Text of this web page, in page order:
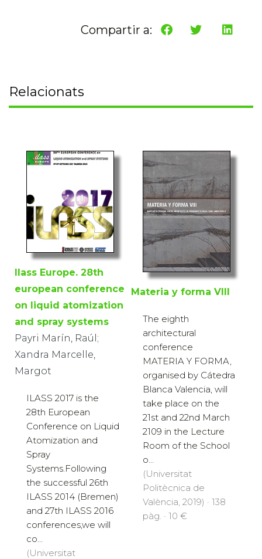
Compartir a:
Relacionats
Ilass Europe. 28th
european conference
on liquid atomization
and spray systems
Payri Marín, Raúl;
Xandra Marcelle,
Margot
ILASS 2017 is the
28th European
Conference on Liquid
Atomization and
Spray
Systems.Following
the successful 26th
ILASS 2014 (Bremen)
and 27th ILASS 2016
conferences,we will
co...
(Universitat
Materia y forma VIII
The eighth
architectural
conference
MATERIA Y FORMA,
organised by Cátedra
Blanca Valencia, will
take place on the
21st and 22nd March
2109 in the Lecture
Room of the School
o...
(Universitat
Politècnica de
València, 2019) · 138
pàg. · 10 €